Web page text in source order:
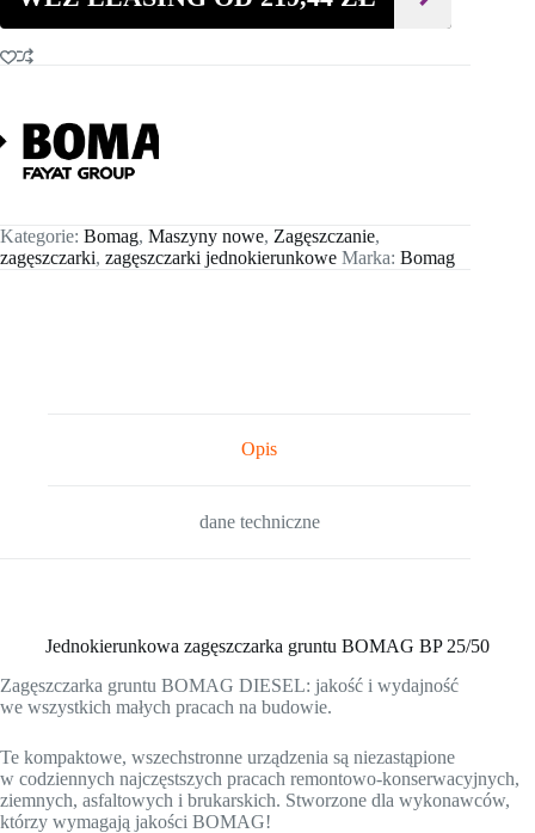
Kategorie: Bomag, Maszyny nowe, Zagęszczanie,
zagęszczarki, zagęszczarki jednokierunkowe Marka: Bomag
Opis
dane techniczne
Jednokierunkowa zagęszczarka gruntu BOMAG BP 25/50
Zagęszczarka gruntu BOMAG DIESEL: jakość i wydajność
we wszystkich małych pracach na budowie.
Te kompaktowe, wszechstronne urządzenia są niezastąpione
w codziennych najczęstszych pracach remontowo-konserwacyjnych,
ziemnych, asfaltowych i brukarskich. Stworzone dla wykonawców,
którzy wymagają jakości BOMAG!